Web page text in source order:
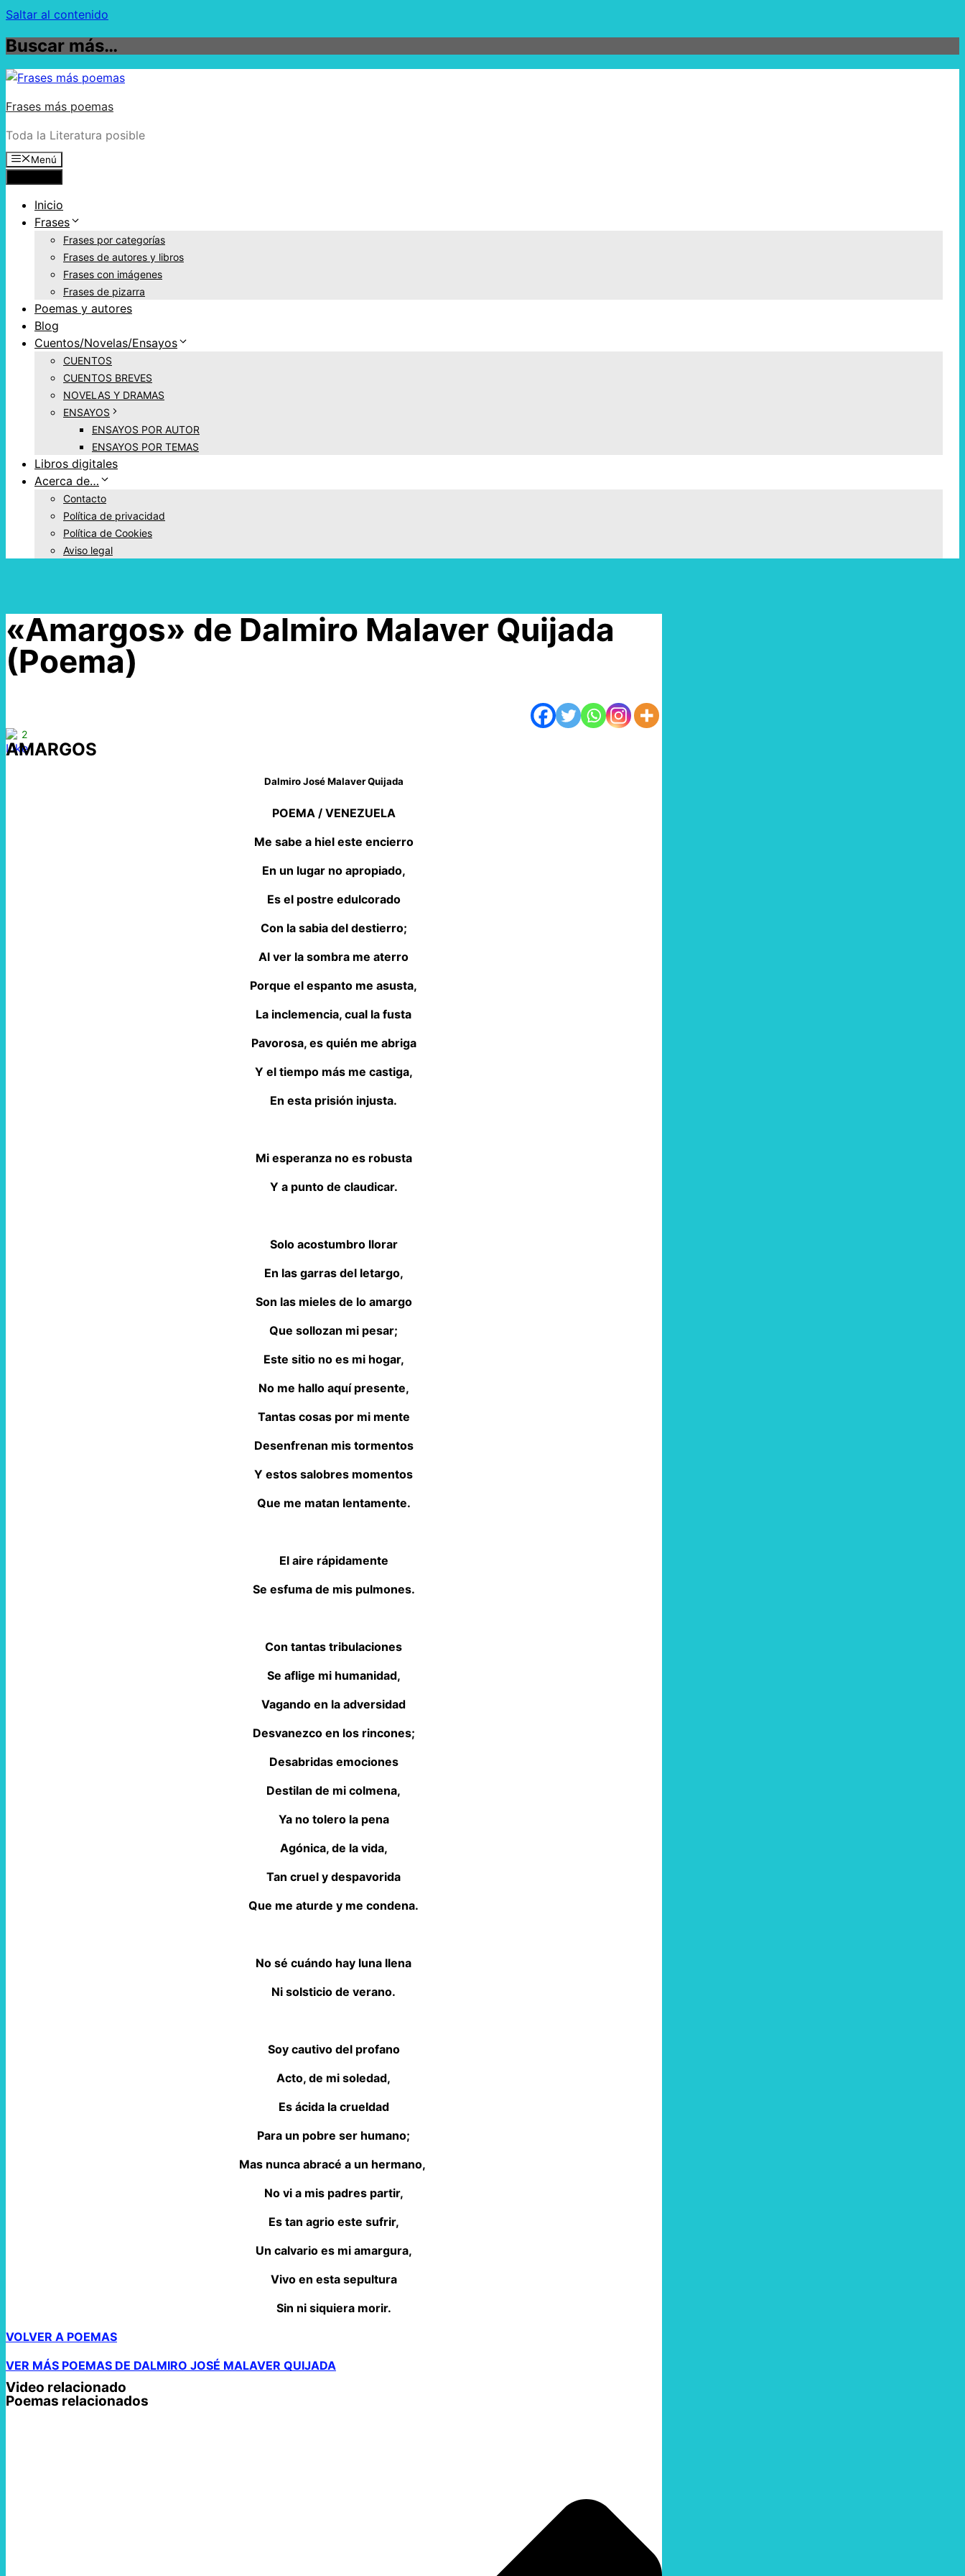
Saltar al contenido
Buscar más…
Frases más poemas
Toda la Literatura posible
Menú
Inicio
Frases
Frases por categorías
Frases de autores y libros
Frases con imágenes
Frases de pizarra
Poemas y autores
Blog
Cuentos/Novelas/Ensayos
CUENTOS
CUENTOS BREVES
NOVELAS Y DRAMAS
ENSAYOS
ENSAYOS POR AUTOR
ENSAYOS POR TEMAS
Libros digitales
Acerca de…
Contacto
Política de privacidad
Política de Cookies
Aviso legal
«Amargos» de Dalmiro Malaver Quijada
(Poema)
2
AMARGOS
Dalmiro José Malaver Quijada
POEMA / VENEZUELA
Me sabe a hiel este encierro
En un lugar no apropiado,
Es el postre edulcorado
Con la sabia del destierro;
Al ver la sombra me aterro
Porque el espanto me asusta,
La inclemencia, cual la fusta
Pavorosa, es quién me abriga
Y el tiempo más me castiga,
En esta prisión injusta.
Mi esperanza no es robusta
Y a punto de claudicar.
Solo acostumbro llorar
En las garras del letargo,
Son las mieles de lo amargo
Que sollozan mi pesar;
Este sitio no es mi hogar,
No me hallo aquí presente,
Tantas cosas por mi mente
Desenfrenan mis tormentos
Y estos salobres momentos
Que me matan lentamente.
El aire rápidamente
Se esfuma de mis pulmones.
Con tantas tribulaciones
Se aflige mi humanidad,
Vagando en la adversidad
Desvanezco en los rincones;
Desabridas emociones
Destilan de mi colmena,
Ya no tolero la pena
Agónica, de la vida,
Tan cruel y despavorida
Que me aturde y me condena.
No sé cuándo hay luna llena
Ni solsticio de verano.
Soy cautivo del profano
Acto, de mi soledad,
Es ácida la crueldad
Para un pobre ser humano;
Mas nunca abracé a un hermano,
No vi a mis padres partir,
Es tan agrio este sufrir,
Un calvario es mi amargura,
Vivo en esta sepultura
Sin ni siquiera morir.
VOLVER A POEMAS
VER MÁS POEMAS DE DALMIRO JOSÉ MALAVER QUIJADA
Video relacionado
Poemas relacionados